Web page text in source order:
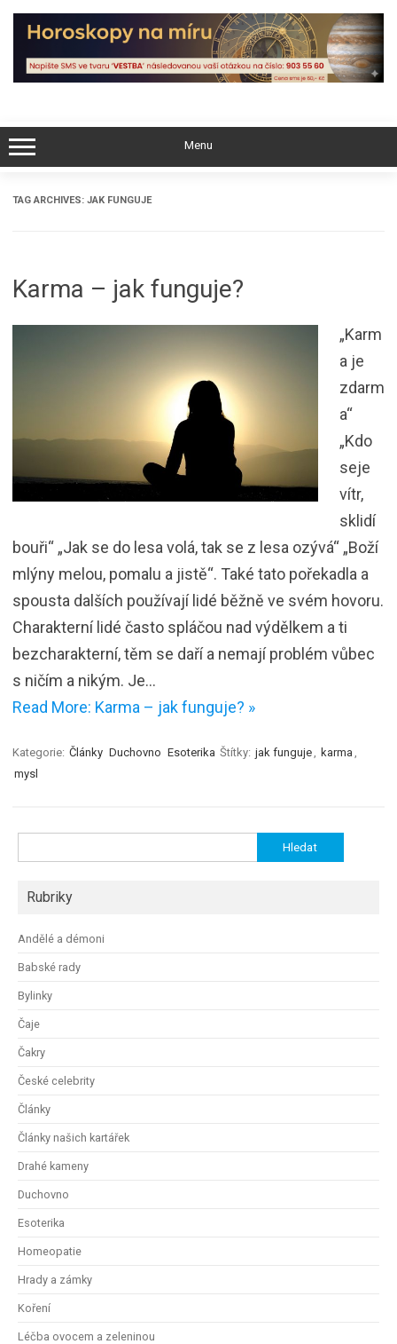
Skip
content
Menu
TAG ARCHIVES: JAK FUNGUJE
Karma – jak funguje?
„Karm
a je
zdarm
a“
„Kdo
seje
vítr,
sklidí
bouři“ „Jak se do lesa volá, tak se z lesa ozývá“ „Boží
mlýny melou, pomalu a jistě“. Také tato pořekadla a
spousta dalších používají lidé běžně ve svém hovoru.
Charakterní lidé často spláčou nad výdělkem a ti
bezcharakterní, těm se daří a nemají problém vůbec
s ničím a nikým. Je…
Read More: Karma – jak funguje? »
Kategorie: Články Duchovno Esoterika Štítky: jak funguje karma
mysl
Rubriky
Andělé a démoni
Babské rady
Bylinky
Čaje
Čakry
České celebrity
Články
Články našich kartářek
Drahé kameny
Duchovno
Esoterika
Homeopatie
Hrady a zámky
Koření
Léčba ovocem a zeleninou